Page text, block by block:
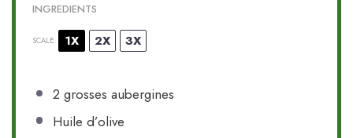
INGREDIENTS
SCALE 1X 2X 3X
2 grosses aubergines
Huile d’olive